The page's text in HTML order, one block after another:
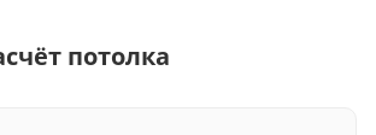
с LED-светильниками и другими
системами.
потолка